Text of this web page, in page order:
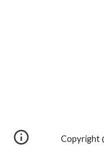
Copyright